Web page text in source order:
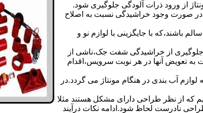
از ورود ذرات آلودگی جلوگیری شود.
صورت وجود خراشیدگی نسبت به اصلاح
باشند،که با جایگزینی با لوازم نو و
از خراشیدگی شفت جک،ناشی از
به تعویض آنها در هر نوبت سرویس،اقدام
آب بندی در هنگام مونتاژ می گردد.در
که از نظر طراحی دارای مشکل هستند مثلا
نادرست لحاظ شود.ادامه نکات درآیند